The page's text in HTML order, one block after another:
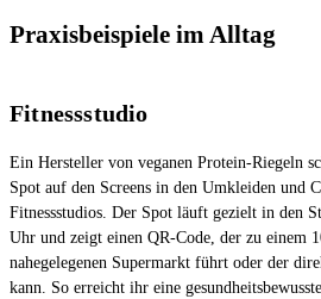
Praxisbeispiele im Alltag
Fitnessstudio
Ein Hersteller von veganen Protein-Riegeln
Spot auf den Screens in den Umkleiden und
Fitnessstudios. Der Spot läuft gezielt in den
Uhr und zeigt einen QR-Code, der zu einem
nahegelegenen Supermarkt führt oder der
kann. So erreicht ihr eine